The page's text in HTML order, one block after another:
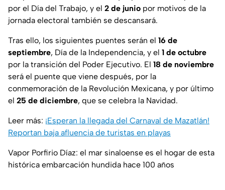
por el Día del Trabajo, y el 2 de junio por motivos de la
jornada electoral también se descansará.
Tras ello, los siguientes puentes serán el 16 de
septiembre, Día de la Independencia, y el 1 de octubre
por la transición del Poder Ejecutivo. El 18 de noviembre
será el puente que viene después, por la
conmemoración de la Revolución Mexicana, y por último
el 25 de diciembre, que se celebra la Navidad.
Leer más: ¡Esperan la llegada del Carnaval de Mazatlán!
Reportan baja afluencia de turistas en playas
Vapor Porfirio Díaz: el mar sinaloense es el hogar de esta
histórica embarcación hundida hace 100 años